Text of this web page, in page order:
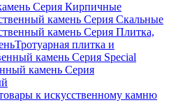
Серия Кирпичные
камень Серия Скальные
камень Серия Плитка,
Тротуарная плитка и
камень Серия Special
камень Серия
к искусственному камню